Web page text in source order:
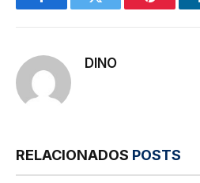
FacebookTwitter Pinterest
DINO
RELACIONADOS POSTS